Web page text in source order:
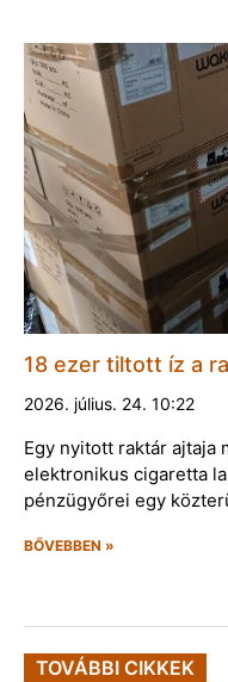
18 ezer tiltott íz a
2026. július. 24. 10:22
Egy nyitott raktár ajtaja
elektronikus cigaretta
pénzügyőrei egy
BŐVEBBEN »
TOVÁBBI CIKKEK